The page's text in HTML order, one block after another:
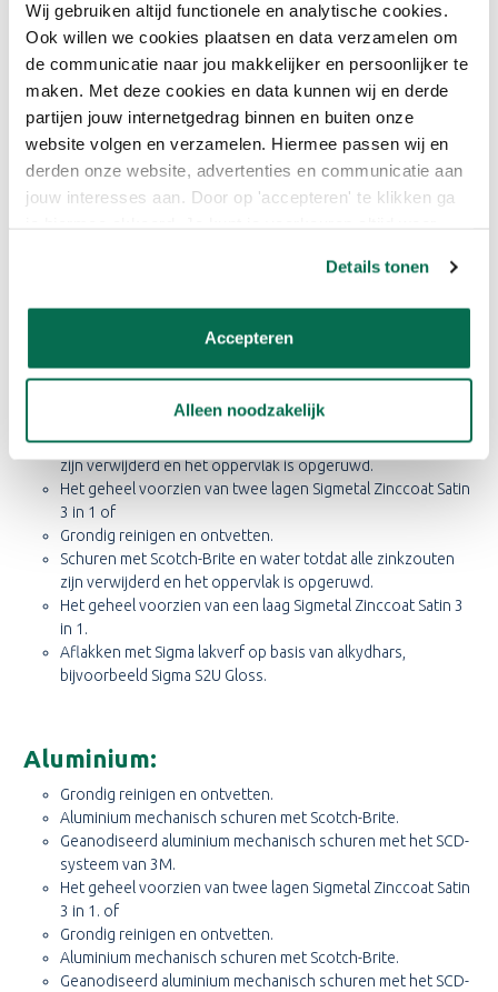
Wij gebruiken altijd functionele en analytische cookies.
Ook willen we cookies plaatsen en data verzamelen om
de communicatie naar jou makkelijker en persoonlijker te
maken. Met deze cookies en data kunnen wij en derde
partijen jouw internetgedrag binnen en buiten onze
website volgen en verzamelen. Hiermee passen wij en
derden onze website, advertenties en communicatie aan
jouw interesses aan. Door op 'accepteren' te klikken ga
Details tonen
Accepteren
Alleen noodzakelijk
Staal:
Grondig reinigen en ontvetten.
Roest handmatig of mechanisch verwijderen
Het geheel voorzien van drie lagen Sigmetal Zinccoat Satin 3
Grondig reinigen en ontvetten.
Roest handmatig of mechanisch verwijderen
Aflakken met Sigma lakverf op basis van alkydhars,
Thermisch verzinkt staal
Grondig reinigen en ontvetten.
Schuren met Scotch-Brite en water totdat alle zinkzouten
zijn verwijderd en het oppervlak is opgeruwd.
Het geheel voorzien van twee lagen Sigmetal Zinccoat Satin
3 in 1 of
Grondig reinigen en ontvetten.
Schuren met Scotch-Brite en water totdat alle zinkzouten
zijn verwijderd en het oppervlak is opgeruwd.
Het geheel voorzien van een laag Sigmetal Zinccoat Satin 3
in 1.
Aflakken met Sigma lakverf op basis van alkydhars,
bijvoorbeeld Sigma S2U Gloss.
Aluminium:
Grondig reinigen en ontvetten.
Aluminium mechanisch schuren met Scotch-Brite.
Geanodiseerd aluminium mechanisch schuren met het SCD-
systeem van 3M.
Het geheel voorzien van twee lagen Sigmetal Zinccoat Satin
3 in 1. of
Grondig reinigen en ontvetten.
Aluminium mechanisch schuren met Scotch-Brite.
Geanodiseerd aluminium mechanisch schuren met het SCD-